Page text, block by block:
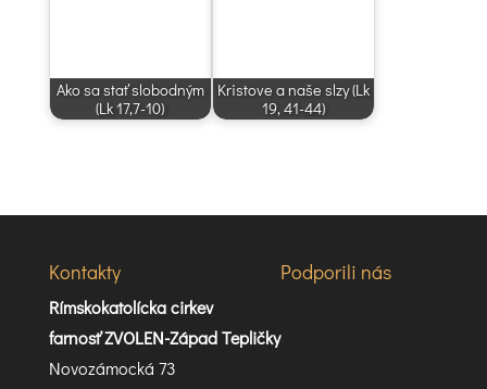
Ako sa stať slobodným
(Lk 17,7-10)
Kristove a naše slzy (Lk
19, 41-44)
Kontakty
Rímskokatolícka cirkev
farnosť ZVOLEN-Západ Tepličky
Novozámocká 73
Podporili nás